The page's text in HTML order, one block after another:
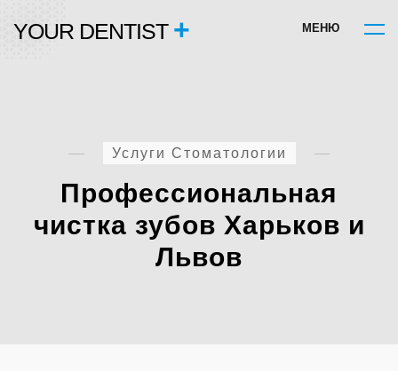
YOUR DENTIST + М ЕН Ю
Услуги Стоматологии
Профессиональная
чистка зубов Харьков и
Львов